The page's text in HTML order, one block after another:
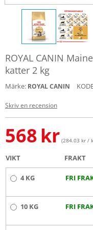
ROYAL CANIN
katter 2 kg
Märke: ROYAL CANIN
Skriv en recension
568kr (284.03 kr /
VIKT FRAKT
4 KG FRI
10 KG FRI